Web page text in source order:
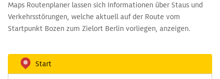
Maps Routenplaner lassen sich Informationen über Staus und
Verkehrsstörungen, welche aktuell auf der Route vom
Startpunkt Bozen zum Zielort Berlin vorliegen, anzeigen.
Start